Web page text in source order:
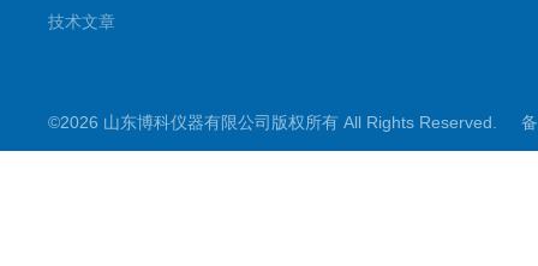
技术文章
©2026 山东博科仪器有限公司版权所有 All Rights Reserved.